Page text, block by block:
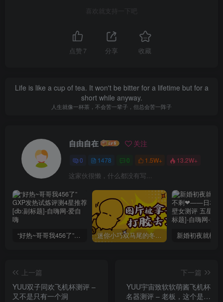
喜欢就支持一下吧
点赞 7 分享 收藏
Life is like a cup of tea. It won't be bitter for a lifetime but for a
short while anyway.
人生就像一杯茶，不会苦一辈子，但总会苦一阵子
自由自在 关注
0 1478 0 1.5W+ 13.2W+
这家伙很懒，什么都没有写...
“好热~哥哥我456了”GXP发热试炼评测4星推荐[db:副标题] 迷你小巧双马尾的冬爱琴音写真分享，虎牙妹妹YYDS!
上一篇
YUU双子同欢飞机杯测评 –
又不是只有一个洞
下一篇
YUU宇宙致软软萌酱飞机杯
名器测评 – 老板，这个是用